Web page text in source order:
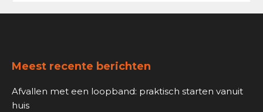
Meest recente berichten
Afvallen met een loopband: praktisch starten vanuit
huis